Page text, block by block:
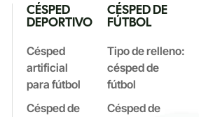
CÉSPED
DEPORTIVO
Césped
artificial
para fútbol
Césped de
CÉSPED DE
FÚTBOL
Tipo de relleno:
césped de
fútbol
Césped de